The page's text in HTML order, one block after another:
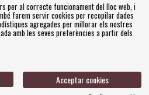
per al correcte funcionament del lloc web, i
farem servir cookies per recopilar dades
agregades per millorar els nostres
amb les seves preferències a partir dels
Acceptar cookies